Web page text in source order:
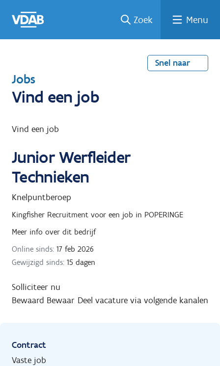
naar
een
een
job
naar
Zoek Menu
Snel naar
T
e
u
n
a
r
Jobs
Vind een job
Vind een job
Junior Werfleider
Technieken
Knelpuntberoep
Kingfisher Recruitment voor een job in POPERINGE
Meer info over dit bedrijf
Online sinds: 17 feb 2026
Gewijzigd sinds: 15 dagen
Solliciteer nu
Bewaard Bewaar Deel vacature via volgende kanalen
Contract
Vaste job